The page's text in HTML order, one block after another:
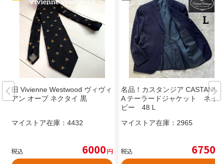
旧 Vivienne Westwood ヴィヴィ
アン オーブ ネクタイ 黒
マイストア在庫： 4432
税込 6000円
名品！カスタンジア CASTANGI
A テーラードジャケット ネイ
ビー 48 L
マイストア在庫： 2965
税込 6750